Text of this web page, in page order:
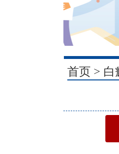
1
首页 > 白